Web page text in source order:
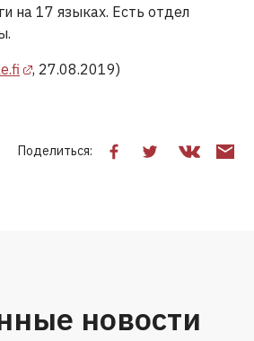
на 17 языках. Есть отдел
, 27.08.2019)
Поделиться:
новости